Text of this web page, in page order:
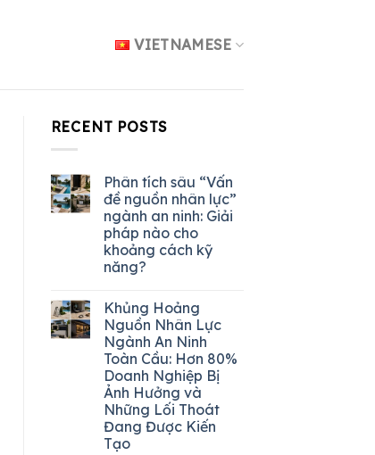
VIETNAMESE
RECENT POSTS
Phân tích sâu “Vấn
đề nguồn nhân lực”
ngành an ninh: Giải
pháp nào cho
khoảng cách kỹ
năng?
Khủng Hoảng
Nguồn Nhân Lực
Ngành An Ninh
Toàn Cầu: Hơn 80%
Doanh Nghiệp Bị
Ảnh Hưởng và
Những Lối Thoát
Đang Được Kiến
Tạo